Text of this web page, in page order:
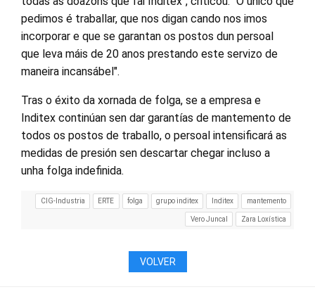
pedimos é traballar, que nos digan cando nos imos
incorporar e que se garantan os postos dun persoal
que leva máis de 20 anos prestando este servizo de
maneira incansábel".
Tras o éxito da xornada de folga, se a empresa e
Inditex continúan sen dar garantías de mantemento de
todos os postos de traballo, o persoal intensificará as
medidas de presión sen descartar chegar incluso a
unha folga indefinida.
CIG-Industria ERTE folga grupo inditex Inditex mantemento
Vero Juncal Zara Loxística
VOLVER